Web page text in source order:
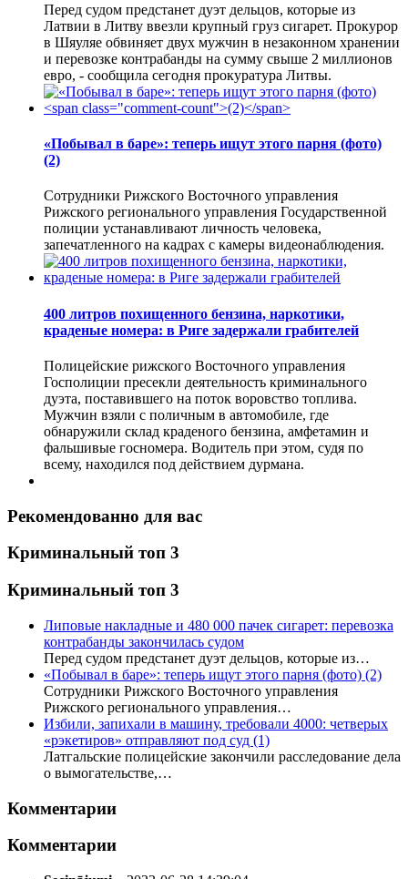
Перед судом предстанет дуэт дельцов, которые из
Латвии в Литву ввезли крупный груз сигарет. Прокурор
в Шяуляе обвиняет двух мужчин в незаконном хранении
и перевозке контрабанды на сумму свыше 2 миллионов
евро, - сообщила сегодня прокуратура Литвы.
«Побывал в баре»: теперь ищут этого парня (фото)
(2)
Сотрудники Рижского Восточного управления
Рижского регионального управления Государственной
полиции устанавливают личность человека,
запечатленного на кадрах с камеры видеонаблюдения.
400 литров похищенного бензина, наркотики,
краденые номера: в Риге задержали грабителей
Полицейские рижского Восточного управления
Госполиции пресекли деятельность криминального
дуэта, поставившего на поток воровство топлива.
Мужчин взяли с поличным в автомобиле, где
обнаружили склад краденого бензина, амфетамин и
фальшивые госномера. Водитель при этом, судя по
всему, находился под действием дурмана.
Рекомендованно для вас
Криминальный топ 3
Криминальный топ 3
Липовые накладные и 480 000 пачек сигарет: перевозка
контрабанды закончилась судом
Перед судом предстанет дуэт дельцов, которые из…
«Побывал в баре»: теперь ищут этого парня (фото) (2)
Сотрудники Рижского Восточного управления
Рижского регионального управления…
Избили, запихали в машину, требовали 4000: четверых
«рэкетиров» отправляют под суд (1)
Латгальские полицейские закончили расследование дела
о вымогательстве,…
Комментарии
Комментарии